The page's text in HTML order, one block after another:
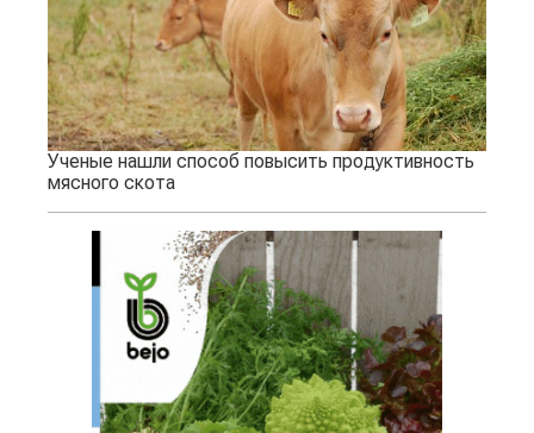
Ученые нашли способ повысить продуктивность
мясного скота